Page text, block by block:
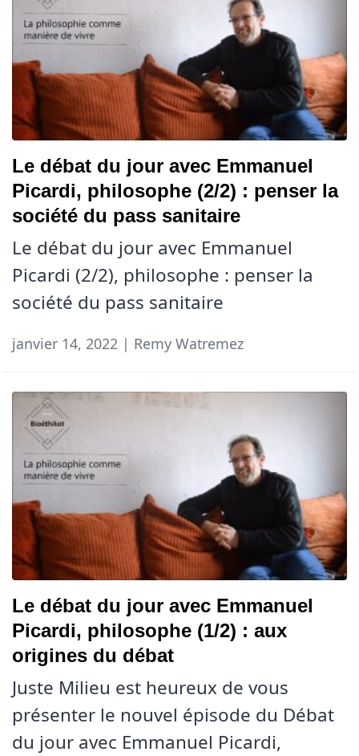
Le débat du jour avec Emmanuel
Picardi, philosophe (2/2) : penser la
société du pass sanitaire
Le débat du jour avec Emmanuel
Picardi (2/2), philosophe : penser la
société du pass sanitaire
janvier 14, 2022 | Remy Watremez
Le débat du jour avec Emmanuel
Picardi, philosophe (1/2) : aux
origines du débat
Juste Milieu est heureux de vous
présenter le nouvel épisode du Débat
du jour avec Emmanuel Picardi,